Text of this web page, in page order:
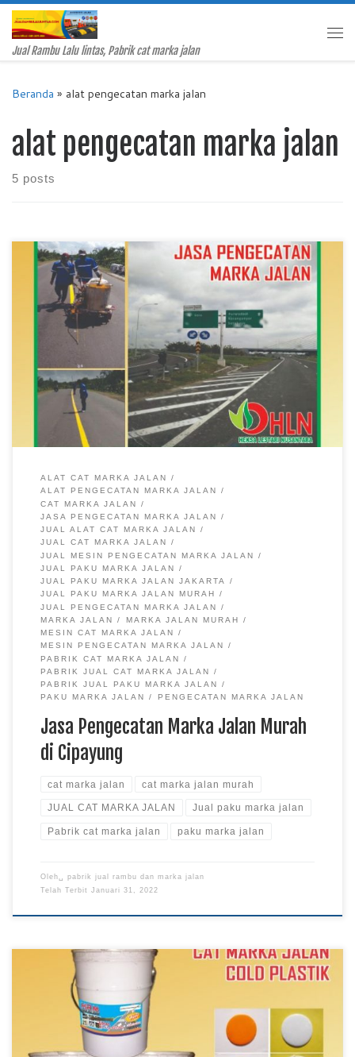
Skip to content
Jual Rambu Lalu lintas, Pabrik cat marka jalan
Beranda » alat pengecatan marka jalan
alat pengecatan marka jalan
5 posts
ALAT CAT MARKA JALAN
ALAT PENGECATAN MARKA JALAN
CAT MARKA JALAN
JASA PENGECATAN MARKA JALAN
JUAL ALAT CAT MARKA JALAN
JUAL CAT MARKA JALAN
JUAL MESIN PENGECATAN MARKA JALAN
JUAL PAKU MARKA JALAN
JUAL PAKU MARKA JALAN JAKARTA
JUAL PAKU MARKA JALAN MURAH
JUAL PENGECATAN MARKA JALAN
MARKA JALAN
MARKA JALAN MURAH
MESIN CAT MARKA JALAN
MESIN PENGECATAN MARKA JALAN
PABRIK CAT MARKA JALAN
PABRIK JUAL CAT MARKA JALAN
PABRIK JUAL PAKU MARKA JALAN
PAKU MARKA JALAN
PENGECATAN MARKA JALAN
Jasa Pengecatan Marka Jalan Murah
di Cipayung
cat marka jalan cat marka jalan murah
JUAL CAT MARKA JALAN Jual paku marka jalan
Pabrik cat marka jalan paku marka jalan
Oleh␣ pabrik jual rambu dan marka jalan
Telah Terbit Januari 31, 2022